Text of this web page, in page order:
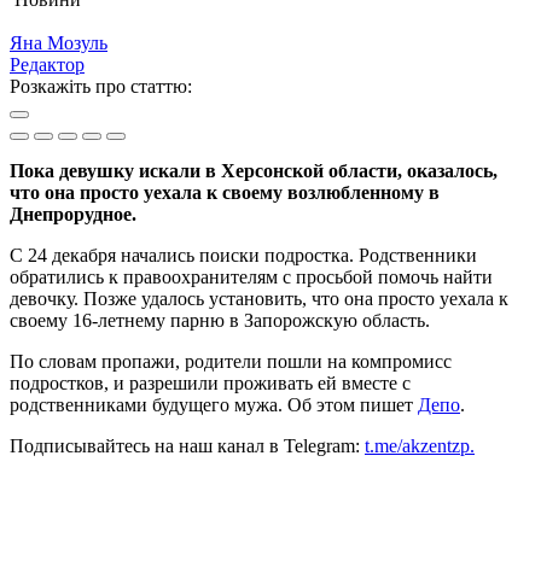
Яна Мозуль
Редактор
Розкажіть про статтю:
Пока девушку искали в Херсонской области, оказалось,
что она просто уехала к своему возлюбленному в
Днепрорудное.
С 24 декабря начались поиски подростка. Родственники
обратились к правоохранителям с просьбой помочь найти
девочку. Позже удалось установить, что она просто уехала к
своему 16-летнему парню в Запорожскую область.
По словам пропажи, родители пошли на компромисс
подростков, и разрешили проживать ей вместе с
родственниками будущего мужа. Об этом пишет Депо.
Подписывайтесь на наш канал в Telegram: t.me/akzentzp.